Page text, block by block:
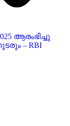
ആരംഭിച്ചു
– RBI